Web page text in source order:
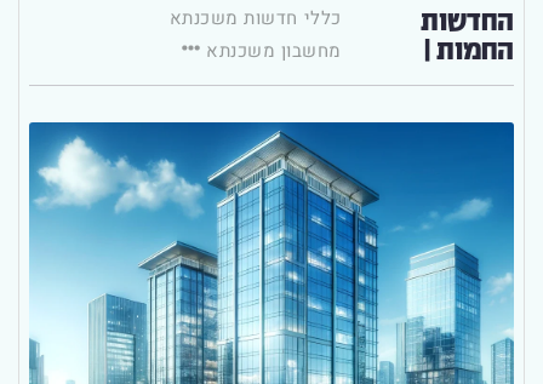
החדשות
החמות |
כללי חדשות משכנתא
מחשבון משכנתא